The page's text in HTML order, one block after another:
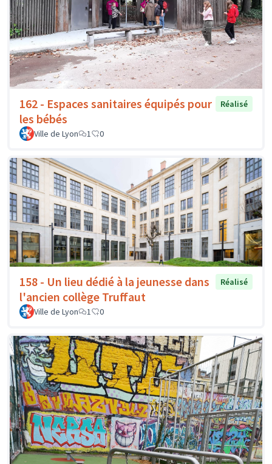
162 - Espaces sanitaires équipés pour
les bébés
Réalisé
Ville de Lyon 1 0
158 - Un lieu dédié à la jeunesse dans
l'ancien collège Truffaut
Réalisé
Ville de Lyon 1 0